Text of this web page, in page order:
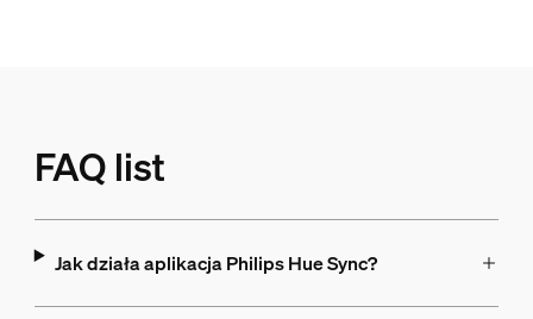
FAQ list
Jak działa aplikacja Philips Hue Sync?